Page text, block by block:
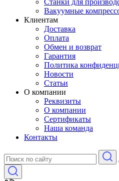
Станки для
Вакуумные
Клиентам
Доставка
Оплата
Обмен и возврат
Гарантия
Политика
Новости
Статьи
О компании
Реквизиты
О компании
Сертификаты
Наша команда
Контакты